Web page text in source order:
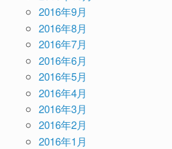
2016年9月
2016年8月
2016年7月
2016年6月
2016年5月
2016年4月
2016年3月
2016年2月
2016年1月